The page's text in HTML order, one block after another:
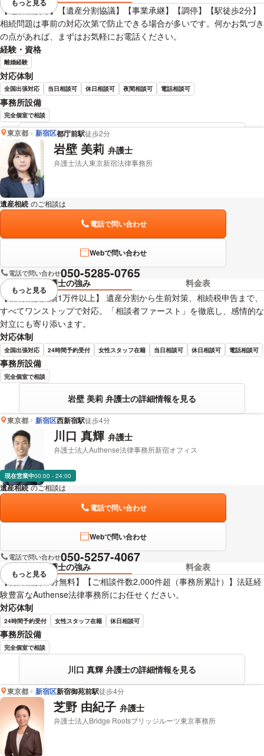
【電話相談可】【遺産分割協議】【事業承継】【調停】【駅徒歩2分】
相続問題は事前の対応次第で防止できる場合が多いです。何かお気づき
の点があれば、まずはお気軽にお電話ください。
経験・資格
離婚経験
対応体制
全国出張対応 当日相談可 休日相談可 夜間相談可 電話相談可
事務所設備
完全個室で相談
奥野 剛史 弁護士の詳細情報を見る
視覚的に省略されている要素を
東京都 新宿区都庁前駅徒歩2分
岩壁 美莉 弁護士
弁護士法人東京新宿法律事務所
遺産相続 のご相談は
電話で問い合わせ
Webで問い合わせ
電話で問い合わせ050-5285-0765
弁護士の強み
料金表
【相続相談実績1万件以上】 遺産分割から生前対策、相続税申告まで、
すべてワンストップで対応。「相談者ファースト」を徹底し、感情的な
対立にも寄り添います。
対応体制
全国出張対応 24時間予約受付 女性スタッフ在籍 当日相談可 休日相談可 電話相談可
事務所設備
完全個室で相談
岩壁 美莉 弁護士の詳細情報を見る
視覚的に省略されている要素を
もっと見る
東京都 新宿区西新宿駅徒歩4分
川口 真輝 弁護士
弁護士法人Authense法律事務所新宿オフィス
現在営業中00:00 - 24:00
遺産相続 のご相談は
電話で問い合わせ
Webで問い合わせ
電話で問い合わせ050-5257-4067
弁護士の強み
料金表
【初回相談60分無料】【ご相談件数2,000件超（事務所累計）】法廷経
験豊富なAuthense法律事務所にお任せください。
対応体制
24時間予約受付 女性スタッフ在籍 休日相談可
事務所設備
完全個室で相談
川口 真輝 弁護士の詳細情報を見る
視覚的に省略されている要素を
もっと見る
東京都 新宿区新宿御苑前駅徒歩4分
芝野 由紀子 弁護士
弁護士法人Bridge Rootsブリッジルーツ東京事務所